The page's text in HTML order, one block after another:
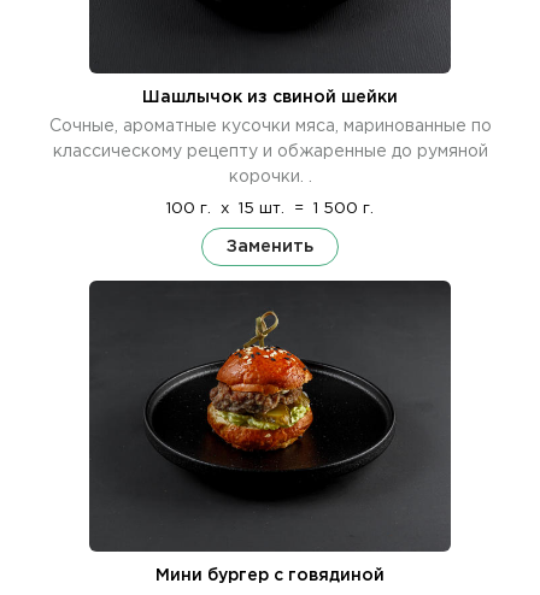
Шашлычок из свиной шейки
Сочные, ароматные кусочки мяса, маринованные по
классическому рецепту и обжаренные до румяной
корочки. .
100 г. x 15 шт. = 1 500 г.
Заменить
Мини бургер с говядиной